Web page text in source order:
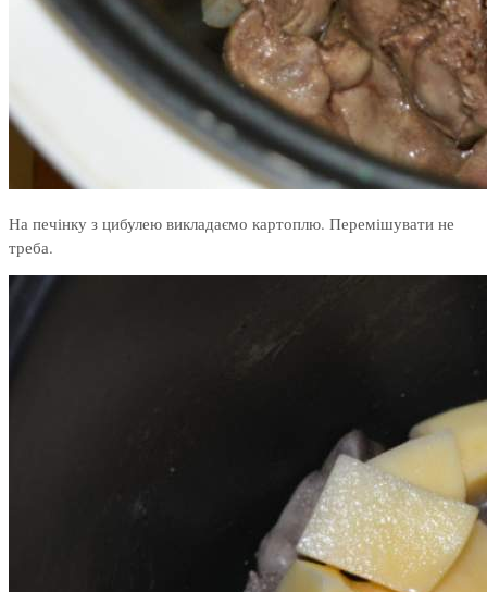
На печінку з цибулею викладаємо картоплю. Перемішувати не
треба.